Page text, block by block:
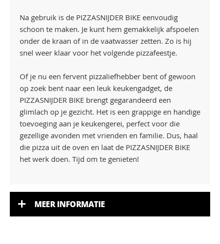
Na gebruik is de PIZZASNIJDER BIKE eenvoudig
schoon te maken. Je kunt hem gemakkelijk afspoelen
onder de kraan of in de vaatwasser zetten. Zo is hij
snel weer klaar voor het volgende pizzafeestje.
Of je nu een fervent pizzaliefhebber bent of gewoon
op zoek bent naar een leuk keukengadget, de
PIZZASNIJDER BIKE brengt gegarandeerd een
glimlach op je gezicht. Het is een grappige en handige
toevoeging aan je keukengerei, perfect voor die
gezellige avonden met vrienden en familie. Dus, haal
die pizza uit de oven en laat de PIZZASNIJDER BIKE
het werk doen. Tijd om te genieten!
MEER INFORMATIE